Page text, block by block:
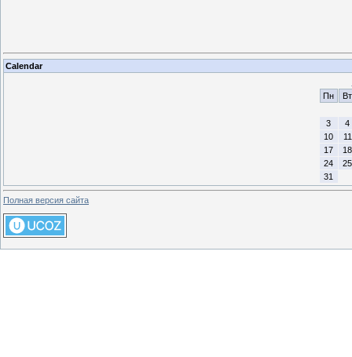
Calendar
Пн
Вт
3
4
10
11
17
18
24
25
31
Полная версия сайта